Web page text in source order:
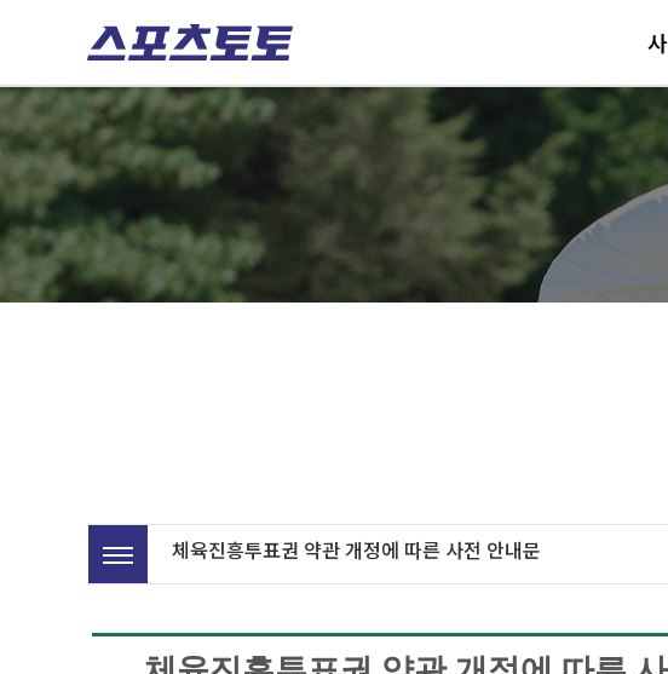
체육진흥투표권 약관 개정에 따른 사전 안내문